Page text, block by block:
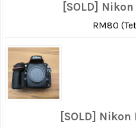
[SOLD]
RM80
[SOLD]